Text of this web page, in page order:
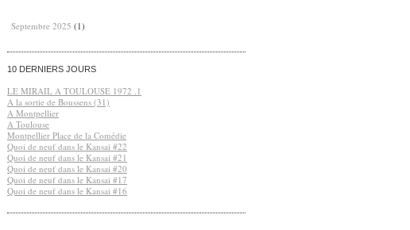
Septembre 2025 (1)
10 DERNIERS JOURS
LE MIRAIL A TOULOUSE 1972 .1
A la sortie de Boussens (31)
A Montpellier
A Toulouse
Montpellier Place de la Comédie
Quoi de neuf dans le Kansai #22
Quoi de neuf dans le Kansai #21
Quoi de neuf dans le Kansai #20
Quoi de neuf dans le Kansai #17
Quoi de neuf dans le Kansai #16